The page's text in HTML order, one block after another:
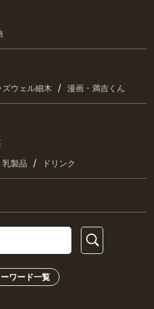
ズウェル細木 / 漫画・満吉くん
乳製品 / ドリンク
ワード一覧